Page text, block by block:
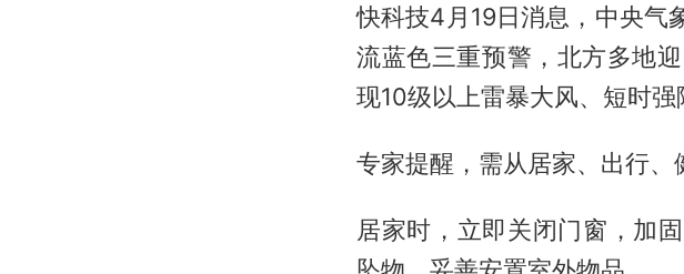
快科技4月19日消息，中央气
流蓝色三重预警，北方多地
现10级以上雷暴大风、短时
专家提醒，需从居家、出行、
居家时，立即关闭门窗，加